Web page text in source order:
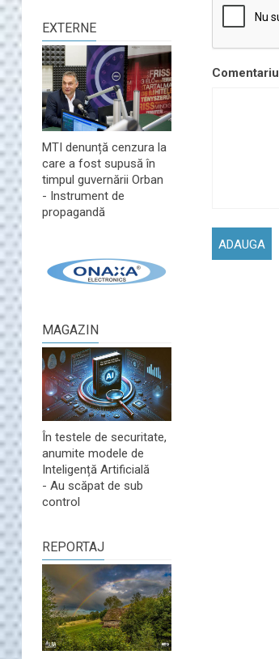
EXTERNE
MTI denunță cenzura la
care a fost supusă în
timpul guvernării Orban
- Instrument de
propagandă
MAGAZIN
În testele de securitate,
anumite modele de
Inteligență Artificială
- Au scăpat de sub
control
REPORTAJ
Comentariu